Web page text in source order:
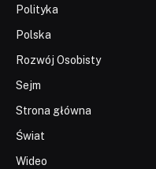
Polityka
Polska
Rozwój Osobisty
Sejm
Strona główna
Świat
Wideo